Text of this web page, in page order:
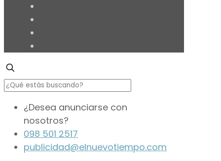
¿Desea anunciarse con
nosotros?
098 501 2517
publicidad@elnuevotiempo.com